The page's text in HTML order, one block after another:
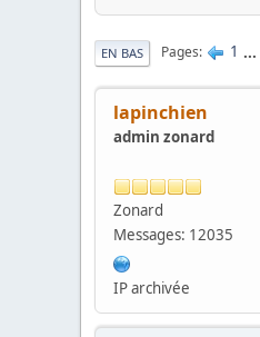
EN BAS Pages 1 ...
lapinchien
admin zonard
Zonard
Messages: 12035
IP archivée